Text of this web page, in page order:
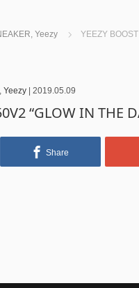
, Yeezy YEEZY
, Yeezy| 2019.05.09
“GLOW IN THE
Share